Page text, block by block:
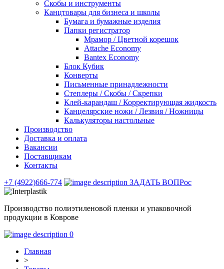
Скобы и инструменты
Канцтовары для бизнеса и школы
Бумага и бумажные изделия
Папки регистратор
Мрамор / Цветной корешок
Attache Economy
Bantex Economy
Блок Кубик
Конверты
Письменные принадлежности
Степлеры / Скобы / Скрепки
Клей-карандаш / Корректирующая жидкость
Канцелярские ножи / Лезвия / Ножницы
Калькуляторы настольные
Производство
Доставка и оплата
Вакансии
Поставщикам
Контакты
+7 (4922)666-774
ЗАДАТЬ ВОПРос
Производство полиэтиленовой пленки и упаковочной
продукции в Коврове
0
Главная
>